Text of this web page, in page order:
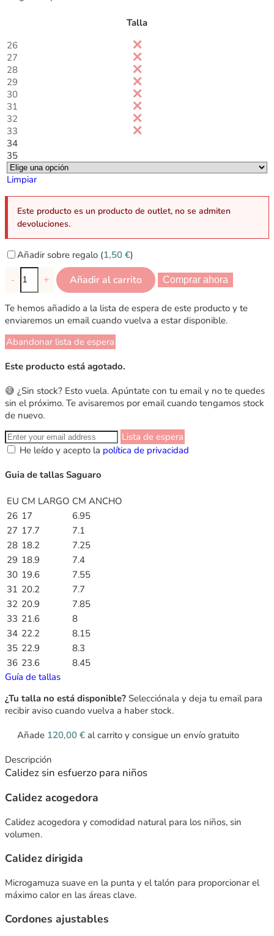
Talla
26
27
28
29
30
31
32
33
34
35
Limpiar
Este producto es un producto de outlet, no se admiten
devoluciones.
Añadir sobre regalo (1,50 €)
- + Añadir al carrito Comprar ahora
Te hemos añadido a la lista de espera de este producto y te
enviaremos un email cuando vuelva a estar disponible.
Abandonar lista de espera
Este producto está agotado.
😅 ¿Sin stock? Esto vuela. Apúntate con tu email y no te quedes
sin el próximo. Te avisaremos por email cuando tengamos stock
de nuevo.
Lista de espera
He leído y acepto la política de privacidad
Guia de tallas Saguaro
EU CM LARGO CM ANCHO
26 17
6.95
27 17.7
7.1
28 18.2
7.25
29 18.9
7.4
30 19.6
7.55
31 20.2
7.7
32 20.9
7.85
33 21.6
8
34 22.2
8.15
35 22.9
8.3
36 23.6
8.45
Guía de tallas
¿Tu talla no está disponible? Selecciónala y deja tu email para
recibir aviso cuando vuelva a haber stock.
Añade 120,00 € al carrito y consigue un envío gratuito
Descripción
Calidez sin esfuerzo para niños
Calidez acogedora
Calidez acogedora y comodidad natural para los niños, sin
volumen.
Calidez dirigida
Microgamuza suave en la punta y el talón para proporcionar el
máximo calor en las áreas clave.
Cordones ajustables